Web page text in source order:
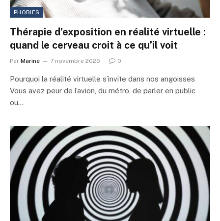
PHOBIES
Thérapie d’exposition en réalité virtuelle :
quand le cerveau croit à ce qu’il voit
Par Marine 7 novembre 2025 0
Pourquoi la réalité virtuelle s’invite dans nos angoisses
Vous avez peur de l’avion, du métro, de parler en public
ou…